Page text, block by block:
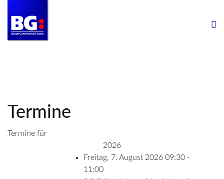
Termine
Termine für
2026
Freitag, 7. August 2026 09:30 -
11:00